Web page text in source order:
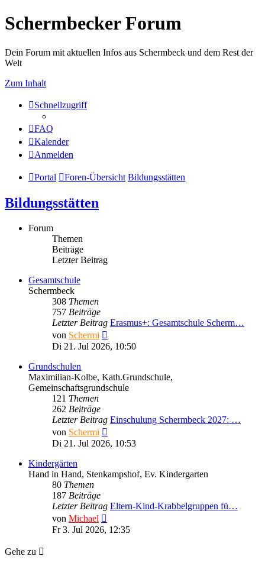
Schermbecker Forum
Dein Forum mit aktuellen Infos aus Schermbeck und dem Rest der
Welt
Zum Inhalt
Schnellzugriff
FAQ
Kalender
Anmelden
Portal Foren-Übersicht Bildungsstätten
Bildungsstätten
Forum
Themen
Beiträge
Letzter Beitrag
Gesamtschule
Schermbeck
308 Themen
757 Beiträge
Letzter Beitrag Erasmus+: Gesamtschule Scherm…
von Schermi
Beitrag
Di 21. Jul 2026, 10:50
Grundschulen
Maximilian-Kolbe, Kath.Grundschule,
Gemeinschaftsgrundschule
121 Themen
262 Beiträge
Letzter Beitrag Einschulung Schermbeck 2027: …
von Schermi
Beitrag
Di 21. Jul 2026, 10:53
Kindergärten
Hand in Hand, Stenkampshof, Ev. Kindergarten
80 Themen
187 Beiträge
Letzter Beitrag Eltern-Kind-Krabbelgruppen fü…
von Michael
Beitrag
Fr 3. Jul 2026, 12:35
Gehe zu